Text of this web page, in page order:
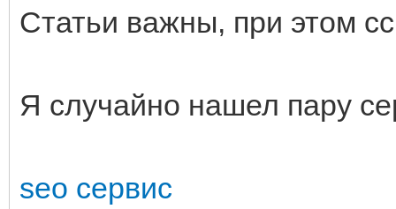
Статьи важны, при этом
Я случайно нашел пару
seo сервис